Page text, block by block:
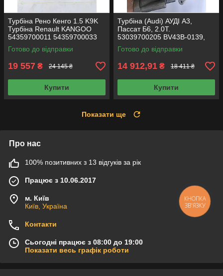
Турбіна Рено Кенго 1.5 K9K
Турбіна Renault KANGOO
54359700011 54359700033
8200507852, 8200392656
Готово до відправки
19 557 ₴ 24 145 ₴
Купити
Турбіна (Audi) АУДІ A3,
Пассат Б6, 2.0Т.
53039700205 BV43B-0139,
BV43B-0132, BV43B-0205,
03L253019T, 03L253056
Готово до відправки
14 912,91 ₴ 18 411 ₴
Купити
Показати ще
Про нас
100% позитивних з 13 відгуків за рік
Працює з 10.06.2017
м. Київ
Київ, Україна
Контакти
Сьогодні працює з 08:00 до 19:00
Показати весь графік роботи
КНОПКА
ЗВ'ЯЗКУ